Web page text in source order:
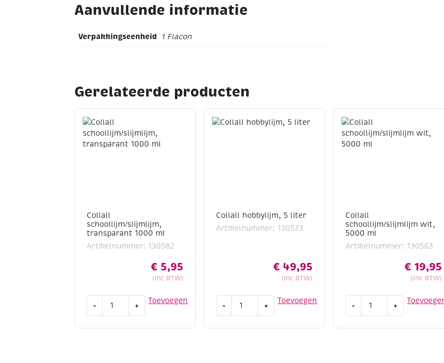
Aanvullende informatie
Verpakkingseenheid 1 Flacon
Gerelateerde producten
Collall
schoollijm/slijmlijm,
transparant 1000 ml
Artikelnummer: 130582
€ 5,95
(Inc BTW)
Toevoegen
-
schoollijm/slijmlijm,
+
Collall hobbylijm, 5 liter
Artikelnummer: 130573
€ 49,95
(Inc BTW)
Toevoegen
-
hobbylijm,
+
Collall
schoollijm/slijmlijm wit,
5000 ml
Artikelnummer: 130563
€ 19,95
(Inc BTW)
-
schoollijm/slijmlijm
+